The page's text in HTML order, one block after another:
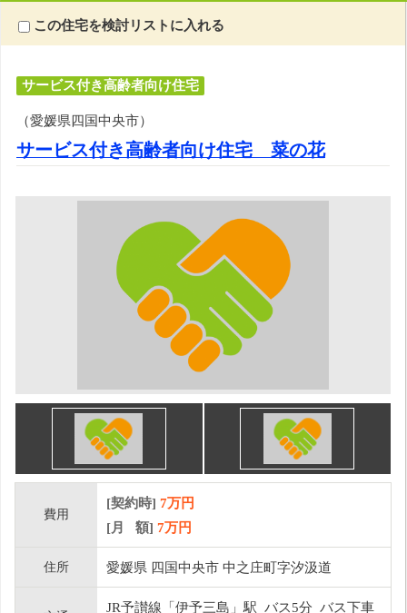
この住宅を検討リストに入れる
サービス付き高齢者向け住宅
（愛媛県四国中央市）
サービス付き高齢者向け住宅 菜の花
費用
[契約時] 7万円
[月 額] 7万円
住所 愛媛県 四国中央市 中之庄町字汐汲道
JR予讃線「伊予三島」駅 バス5分 バス下車